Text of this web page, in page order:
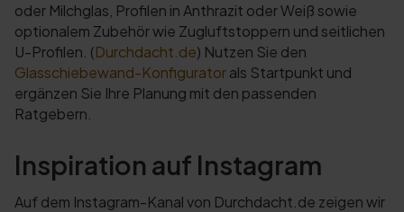
oder Milchglas, Profilen in Anthrazit oder Weiß sowie
optionalem Zubehör wie Zugluftstoppern und seitlichen
U-Profilen. (Durchdacht.de) Nutzen Sie den
Glasschiebewand-Konfiguratorals Startpunkt und
ergänzen Sie Ihre Planung mit den passenden
Ratgebern.
Inspiration auf Instagram
Auf dem Instagram-Kanal von Durchdacht.de zeigen wir